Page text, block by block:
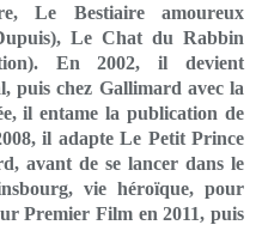
Le Bestiaire amoureux
Le Chat du Rabbin
En 2002, il devient
puis chez Gallimard avec la
il entame la publication de
il adapte Le Petit Prince
avant de se lancer dans le
vie héroïque, pour
Premier Film en 2011, puis